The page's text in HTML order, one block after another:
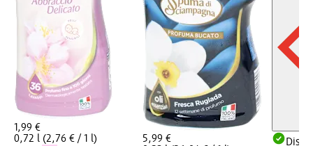
1,99 €
0,72 l (2,76 € / 1 l)
5,99 €